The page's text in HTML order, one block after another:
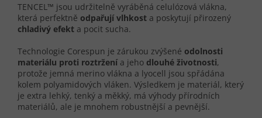
TENCEL™ jsou udržitelně vyráběná celulózová vlákna,
která perfektně odpařují vlhkost a poskytují přirozený
chladivý efekt a pocit sucha.
Technologie Corespun je zárukou zvýšené odolnosti
materiálu proti roztržení a jeho dlouhé životnosti,
protože jemná merino vlákna a lyocell jsou spřádána
kolem polyamidových vláken. Výsledkem je materiál, který
je extra lehký, tenký a měkký, má výhody přírodních
materiálů, ale je mnohem robustnější a pevnější.